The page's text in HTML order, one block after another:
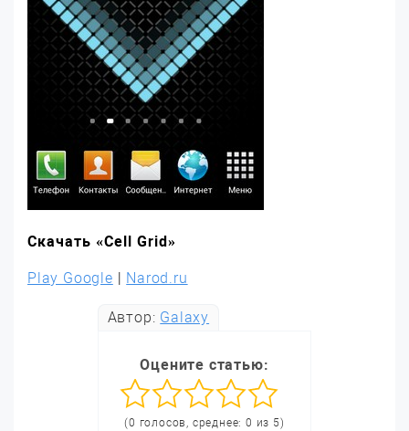
Скачать «Cell Grid»
Play Google | Narod.ru
Автор: Galaxy
Оцените статью:
(0 голосов, среднее: 0 из 5)